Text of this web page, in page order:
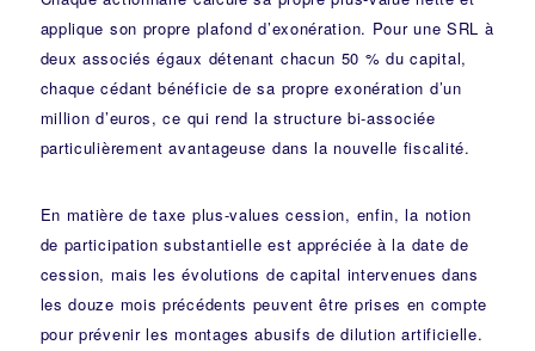
applique son propre plafond d’exonération. Pour une SRL à
deux associés égaux détenant chacun 50 % du capital,
chaque cédant bénéficie de sa propre exonération d’un
million d’euros, ce qui rend la structure bi-associée
particulièrement avantageuse dans la nouvelle fiscalité.
En matière de taxe plus-values cession, enfin, la notion
de participation substantielle est appréciée à la date de
cession, mais les évolutions de capital intervenues dans
les douze mois précédents peuvent être prises en compte
pour prévenir les montages abusifs de dilution artificielle.